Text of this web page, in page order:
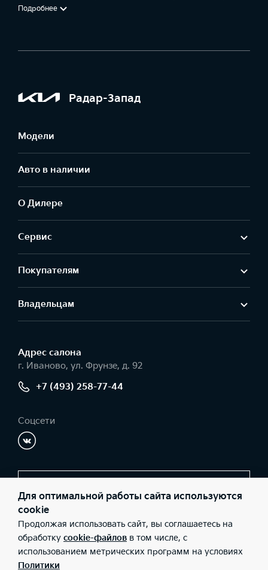
Подробнее
Радар-Запад
Модели
Авто в наличии
О Дилере
Сервис
Покупателям
Владельцам
Адрес салонa
г. Иваново, ул. Фрунзе, д. 92
+7 (493) 258-77-44
Соцсети
© 2026 Юридические лица ООО "Радар-Запад" (Фактический
адрес: г. Иваново, ул. Фрунзе, д. 92; Телефон: +7 (493) 258-77-
44; ИНН: 3702248424; ОГРН: 1203700015970), ООО «Киа Россия
и СНГ» (Фактический адрес: г.Москва, Валовая 26; Телефон: 8
Для оптимальной работы сайта используются
cookie
Продолжая использовать сайт, вы соглашаетесь на
обработку cookie-файлов в том числе, с
использованием метрических программ на условиях
Политики